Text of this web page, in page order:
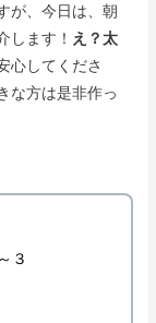
が、今日は、朝
します！ え？太
心してくださ
な方は是非作っ